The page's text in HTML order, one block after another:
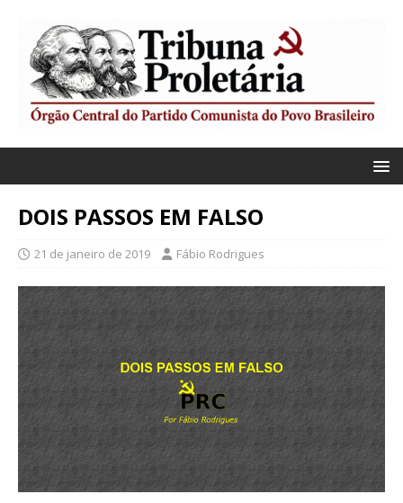
DOIS PASSOS EM FALSO
21 de janeiro de 2019 Fábio Rodrigues